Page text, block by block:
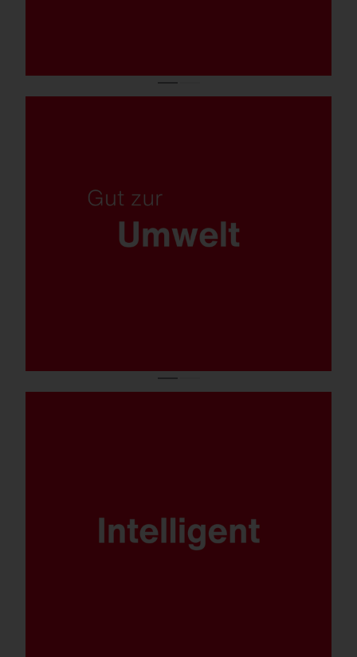
Insektenfreundliche Lichtfarbe, trennbare
Materialien, austauschbare Komponenten
und eine plastikfreie Verpackung.
SITECO iQ - FL 21 ist für alle Szenarien
gewappnet.